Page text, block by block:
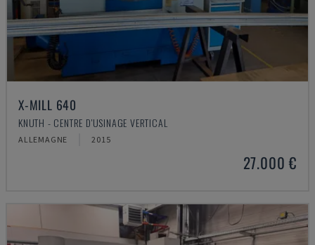
X-MILL 640
KNUTH - CENTRE D'USINAGE VERTICAL
ALLEMAGNE 2015
27.000 €